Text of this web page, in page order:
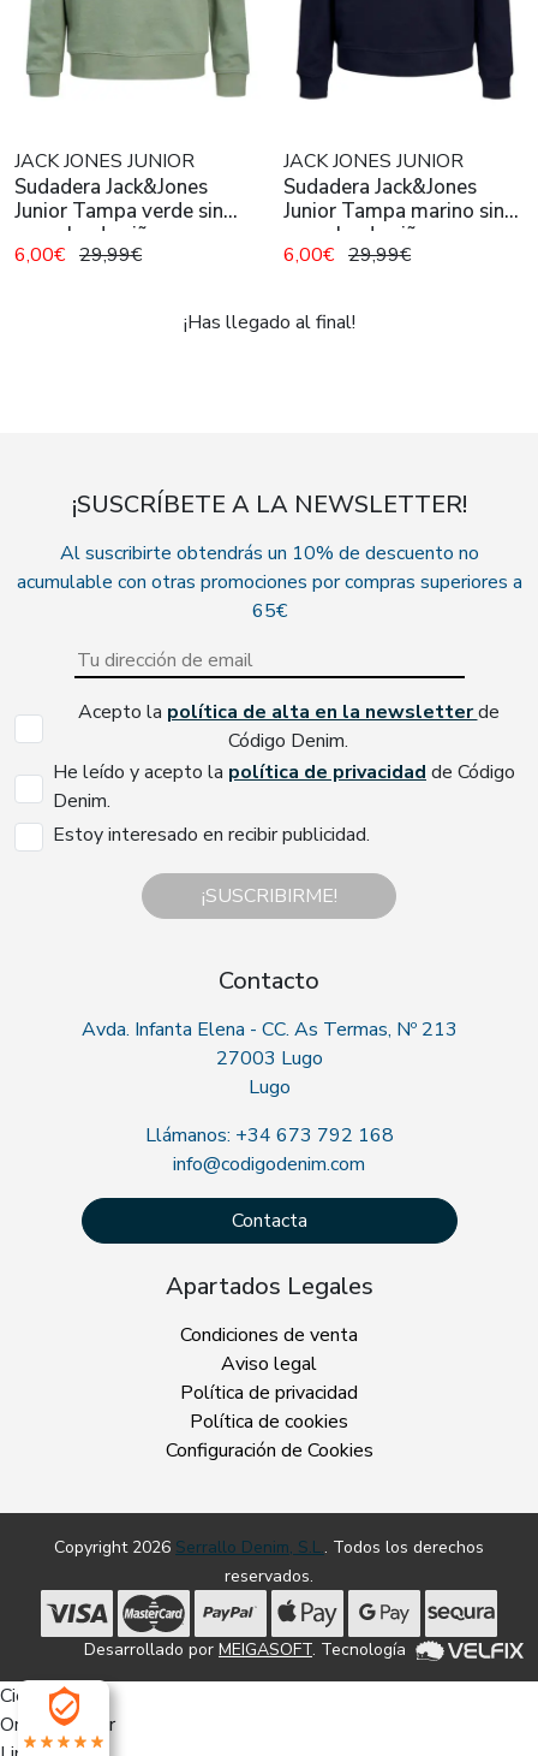
JACK JONES JUNIOR
Sudadera Jack&Jones
Junior Tampa verde sin
capucha de niño
6,00€ 29,99€
JACK JONES JUNIOR
Sudadera Jack&Jones
Junior Tampa marino sin
capucha de niño
6,00€ 29,99€
¡Has llegado al final!
¡SUSCRÍBETE A LA NEWSLETTER!
Al suscribirte obtendrás un 10% de descuento no
acumulable con otras promociones por compras superiores a
65€
Acepto la política de alta en la newsletterde
Código Denim.
He leído y acepto la política de privacidad de Código
Denim.
Estoy interesado en recibir publicidad.
¡SUSCRIBIRME!
Contacto
Avda. Infanta Elena - CC. As Termas, Nº 213
27003 Lugo
Lugo
Llámanos: +34 673 792 168
info@codigodenim.com
Contacta
Apartados Legales
Condiciones de venta
Aviso legal
Política de privacidad
Política de cookies
Configuración de Cookies
Copyright 2026 Serrallo Denim, S.L.. Todos los derechos
reservados.
Desarrollado por MEIGASOFT. Tecnología
Cierra
Ordenado por